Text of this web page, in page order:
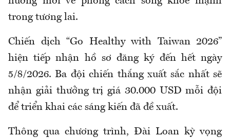
trong tương lai.
Chiến dịch “Go Healthy with Taiwan 2026”
hiện tiếp nhận hồ sơ đăng ký đến hết ngày
5/8/2026. Ba đội chiến thắng xuất sắc nhất sẽ
nhận giải thưởng trị giá 30.000 USD mỗi đội
để triển khai các sáng kiến đã đề xuất.
Thông qua chương trình, Đài Loan kỳ vọng